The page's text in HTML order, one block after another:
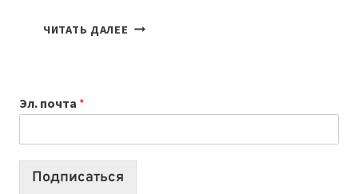
ЧИТАТЬ ДАЛЕЕ 7
СОЗДАВАТЬ
ПРОДУКТЫ
Эл. почта *
Подписаться